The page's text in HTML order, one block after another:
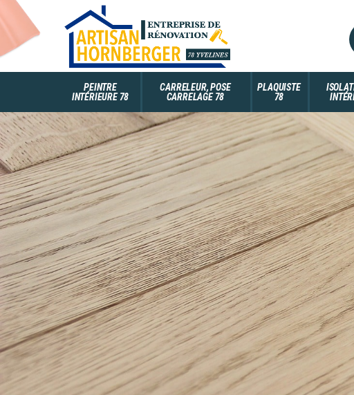
PEINTRE
INTÉRIEURE 78
CARRELEUR, POSE
CARRELAGE 78
PLAQUISTE
78